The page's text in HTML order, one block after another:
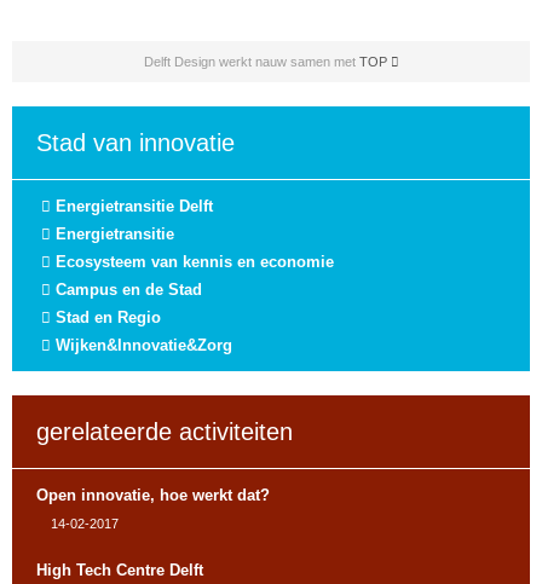
Delft Design werkt nauw samen met TOP
Stad van innovatie
Energietransitie Delft
Energietransitie
Ecosysteem van kennis en economie
Campus en de Stad
Stad en Regio
Wijken&Innovatie&Zorg
gerelateerde activiteiten
Open innovatie, hoe werkt dat?
14-02-2017
High Tech Centre Delft